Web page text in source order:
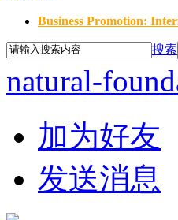
Business Promotion:
搜索
natural-
加为好友
发送消息